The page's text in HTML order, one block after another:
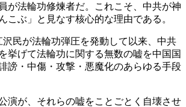
が法輪功修煉者だ。これこそ、中共が神
こぶ」と見なす核心的な理由である。
沢民が法輪功弾圧を発動して以来、中共
挙げて法輪功に関する無数の嘘を中国国
謗・中傷・攻撃・悪魔化のあらゆる手段
演が、それらの嘘をことごとく自壊させ